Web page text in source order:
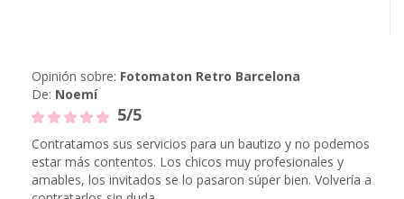
Opinión sobre: Fotomaton Retro Barcelona
De: Noemí
5/5
Contratamos sus servicios para un bautizo y no podemos
estar más contentos. Los chicos muy profesionales y
amables, los invitados se lo pasaron súper bien. Volvería a